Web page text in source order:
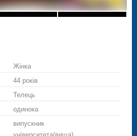
Жінка
44 років
Телець
одинока
випускник